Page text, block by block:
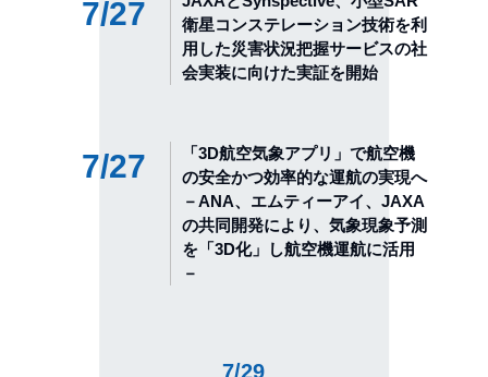
7/27
衛星コンステレーション技術を利
用した災害状況把握サービスの社
会実装に向けた実証を開始
7/27
「3D航空気象アプリ」で航空機
の安全かつ効率的な運航の実現へ
－ANA、エムティーアイ、JAXA
の共同開発により、気象現象予測
を「3D化」し航空機運航に活用
－
7/29